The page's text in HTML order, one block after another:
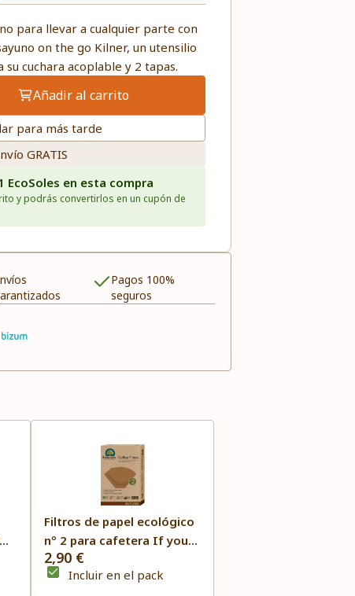
para llevar a cualquier parte con
on the go Kilner, un utensilio
cuchara acoplable y 2 tapas.
Añadir al carrito
para más tarde
GRATIS
EcoSoles en esta compra
y podrás convertirlos en un cupón de
Pagos 100%
seguros
Filtros de papel ecológico
nº 2 para cafetera If you
care
2,90 €
Incluir en el pack